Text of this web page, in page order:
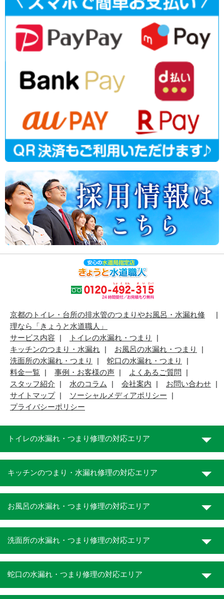
京都のトイレ・台所の排水管のつまりやお風呂・水漏れ修
理なら「きょうと水道職人」
サービス内容
トイレの水漏れ・つまり
キッチンのつまり・水漏れ
お風呂の水漏れ・つまり
洗面所の水漏れ・つまり
蛇口の水漏れ・つまり
料金一覧
事例・お客様の声
よくあるご質問
スタッフ紹介
水のコラム 会社案内
お問い合わせ
サイトマップ
ソーシャルメディアポリシー
プライバシーポリシー
トイレの水漏れ・つまり修理の対応エリア
キッチンのつまり・水漏れ修理の対応エリア
お風呂の水漏れ・つまり修理の対応エリア
洗面所の水漏れ・つまり修理の対応エリア
蛇口の水漏れ・つまり修理の対応エリア